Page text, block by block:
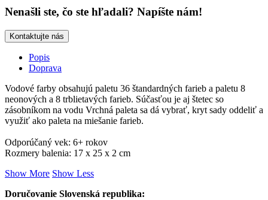
Nenašli ste, čo ste hľadali? Napíšte nám!
Kontaktujte nás
Popis
Doprava
Vodové farby obsahujú paletu 36 štandardných farieb a paletu 8
neonových a 8 trblietavých farieb. Súčasťou je aj štetec so
zásobníkom na vodu Vrchná paleta sa dá vybrať, kryt sady oddeliť a
využiť ako paleta na miešanie farieb.
Odporúčaný vek: 6+ rokov
Rozmery balenia: 17 x 25 x 2 cm
Show More Show Less
Doručovanie Slovenská republika: